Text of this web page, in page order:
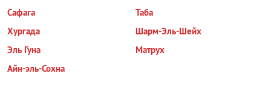
Сафага
Таба
Хургада
Шарм-Эль-Шейх
Эль Гуна
Матрух
Айн-эль-Сохна